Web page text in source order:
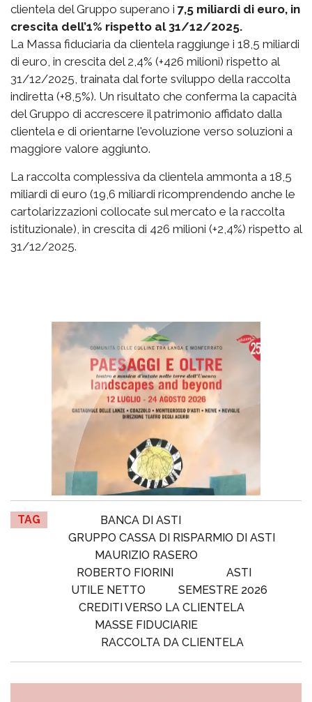
clientela del Gruppo superano i 7,5 miliardi di euro, in
crescita dell’1% rispetto al 31/12/2025.
La Massa fiduciaria da clientela raggiunge i 18,5 miliardi
di euro, in crescita del 2,4% (+426 milioni) rispetto al
31/12/2025, trainata dal forte sviluppo della raccolta
indiretta (+8,5%). Un risultato che conferma la capacità
del Gruppo di accrescere il patrimonio affidato dalla
clientela e di orientarne l'evoluzione verso soluzioni a
maggiore valore aggiunto.
La raccolta complessiva da clientela ammonta a 18,5
miliardi di euro (19,6 miliardi ricomprendendo anche le
cartolarizzazioni collocate sul mercato e la raccolta
istituzionale), in crescita di 426 milioni (+2,4%) rispetto al
31/12/2025.
TAG
BANCA DI ASTI
GRUPPO CASSA DI RISPARMIO DI ASTI
MAURIZIO RASERO
ROBERTO FIORINI
ASTI
UTILE NETTO
SEMESTRE 2026
CREDITI VERSO LA CLIENTELA
MASSE FIDUCIARIE
RACCOLTA DA CLIENTELA